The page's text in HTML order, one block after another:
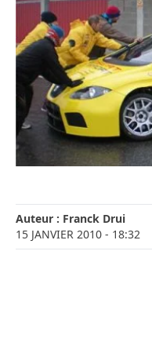
Auteur : Franck Drui
15 JANVIER 2010 - 18:32